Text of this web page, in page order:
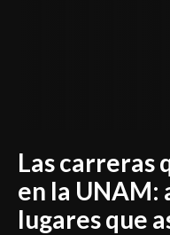
Las carreras
en la UNAM:
lugares que